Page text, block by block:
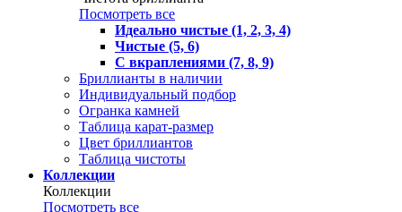
Посмотреть все
Идеально чистые (1, 2, 3, 4)
Чистые (5, 6)
С вкраплениями (7, 8, 9)
Бриллианты в наличии
Индивидуальный подбор
Огранка камней
Таблица карат-размер
Цвет бриллиантов
Таблица чистоты
Коллекции
Коллекции
Посмотреть все